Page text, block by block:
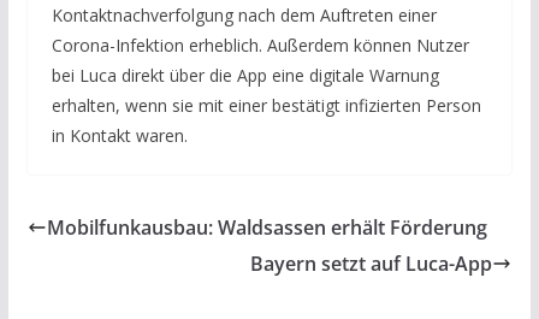
Kontaktnachverfolgung nach dem Auftreten einer
Corona-Infektion erheblich. Außerdem können Nutzer
bei Luca direkt über die App eine digitale Warnung
erhalten, wenn sie mit einer bestätigt infizierten Person
in Kontakt waren.
Mobilfunkausbau: Waldsassen erhält Förderung
Bayern setzt auf Luca-App